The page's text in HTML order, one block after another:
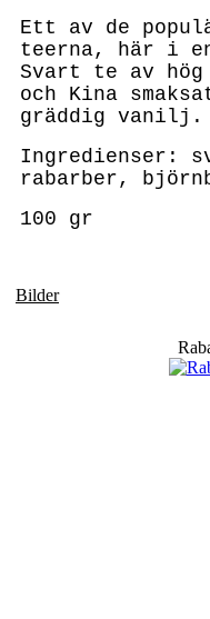
Ett av de
teerna, här i
Svart te av
och Kina
gräddig vanilj.
Ingredienser:
rabarber,
100 gr
Bilder